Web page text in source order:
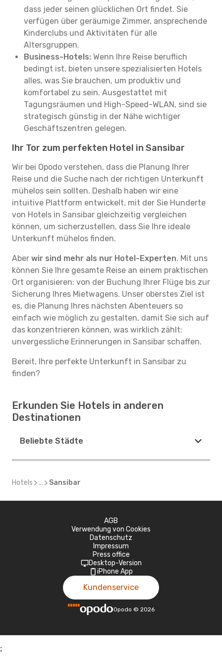
dass jeder seinen glücklichen Ort findet. Sie
verfügen über geräumige Zimmer, ansprechende
Kinderclubs und Aktivitäten für alle
Altersgruppen.
Business-Hotels: Wenn Ihre Reise beruflich
bedingt ist, bieten unsere spezialisierten Hotels
alles, was Sie brauchen, um produktiv und
komfortabel zu sein. Ausgestattet mit
Tagungsräumen und High-Speed-WLAN, sind sie
strategisch günstig in der Nähe wichtiger
Geschäftszentren gelegen.
Ihr Tor zum perfekten Hotel in Sansibar
Wir bei Opodo verstehen, dass die Planung Ihrer
Reise und die Suche nach der richtigen Unterkunft
mühelos sein sollten. Deshalb haben wir eine
intuitive Plattform entwickelt, mit der Sie Hunderte
von Hotels in Sansibar gleichzeitig vergleichen
können, um sicherzustellen, dass Sie Ihre ideale
Unterkunft mühelos finden.
Aber wir sind mehr als nur Hotel-Experten. Mit uns
können Sie Ihre gesamte Reise an einem praktischen
Ort organisieren: von der Buchung Ihrer Flüge bis zur
Sicherung Ihres Mietwagens. Unser oberstes Ziel ist
es, die Planung Ihres nächsten Abenteuers so
einfach wie möglich zu gestalten, damit Sie sich auf
das konzentrieren können, was wirklich zählt:
unvergessliche Erinnerungen in Sansibar schaffen.
Bereit, Ihre perfekte Unterkunft in Sansibar zu
finden?
Erkunden Sie Hotels in anderen
Destinationen
Beliebte Städte
Hotels ... Sansibar
AGB
Verwendung von Cookies
Datenschutz
Impressum
Press office
Desktop-Version
iPhone App
Kundenservice
Opodo © 2026
;